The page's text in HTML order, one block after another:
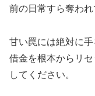
前の日常すら奪われ
甘い罠には絶対に手
借金を根本からリ
してください。